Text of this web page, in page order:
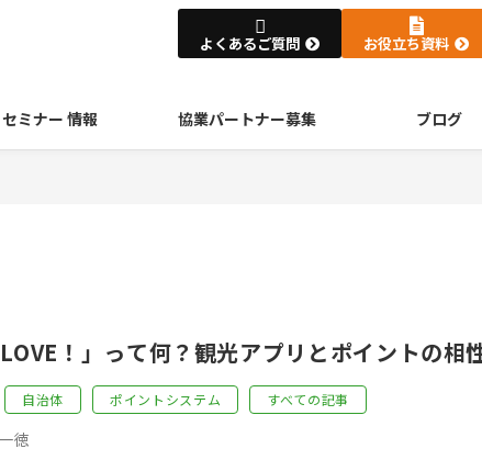
よくあるご質問 お役立ち資料
セミナー 情報 協業パートナー募集 ブログ
！」って何？観光アプリとポイントの相
自治体 ポイントシステム すべての記事
徳